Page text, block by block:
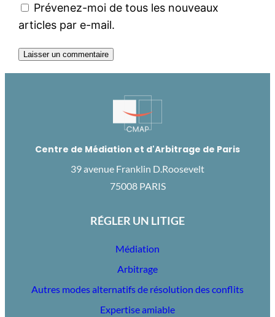
Prévenez-moi de tous les nouveaux
articles par e-mail.
Centre de Médiation et d'Arbitrage de Paris
39 avenue Franklin D.Roosevelt
75008 PARIS
RÉGLER UN LITIGE
Médiation
Arbitrage
Autres modes alternatifs de résolution des conflits
Expertise amiable